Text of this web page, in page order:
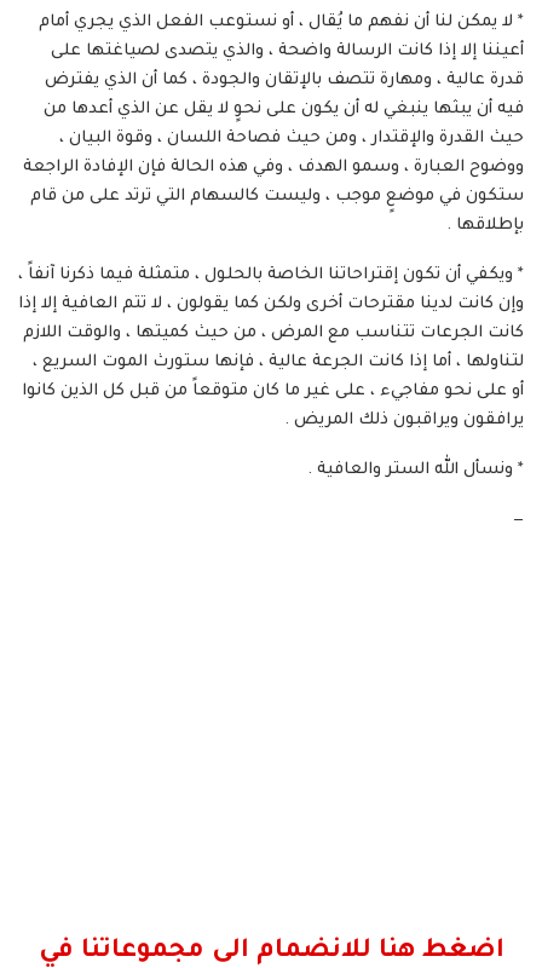
* لا يمكن لنا أن نفهم ما يُقال ، أو نستوعب الفعل الذي يجري أمام
أعيننا إلا إذا كانت الرسالة واضحة ، والذي يتصدى لصياغتها على
قدرة عالية ، ومهارة تتصف بالإتقان والجودة ، كما أن الذي يفترض
فيه أن يبثها ينبغي له أن يكون على نحوٍ لا يقل عن الذي أعدها من
حيث القدرة والإقتدار ، ومن حيث فصاحة اللسان ، وقوة البيان ،
ووضوح العبارة ، وسمو الهدف ، وفي هذه الحالة فإن الإفادة الراجعة
ستكون في موضعٍ موجب ، وليست كالسهام التي ترتد على من قام
بإطلاقها .
* ويكفي أن تكون إقتراحاتنا الخاصة بالحلول ، متمثلة فيما ذكرنا آنفاً ،
وإن كانت لدينا مقترحات أخرى ولكن كما يقولون ، لا تتم العافية إلا إذا
كانت الجرعات تتناسب مع المرض ، من حيث كميتها ، والوقت اللازم
لتناولها ، أما إذا كانت الجرعة عالية ، فإنها ستورث الموت السريع ،
أو على نحو مفاجيء ، على غير ما كان متوقعاً من قبل كل الذين كانوا
يرافقون ويراقبون ذلك المريض .
* ونسأل الله الستر والعافية .
—
اضغط هنا للانضمام الى مجموعاتنا في